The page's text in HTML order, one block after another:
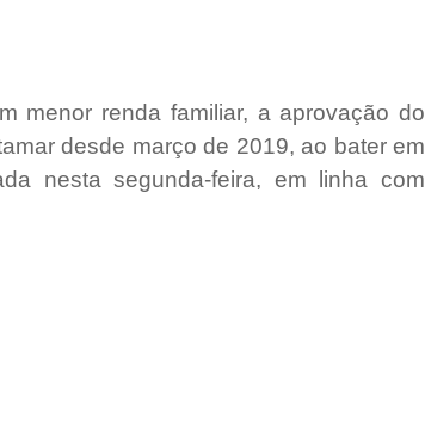
menor renda familiar, a aprovação do
desde março de 2019, ao bater em
nesta segunda-feira, em linha com